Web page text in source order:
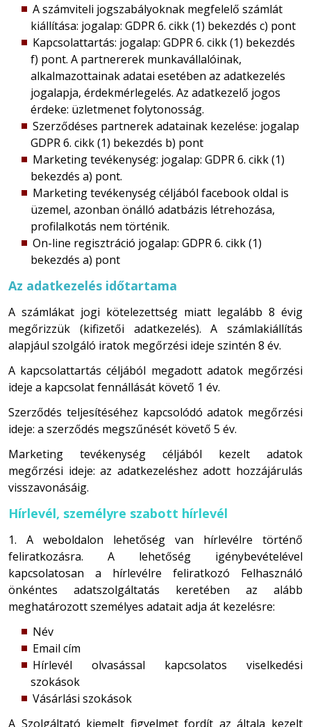
A számviteli jogszabályoknak megfelelő számlát
kiállítása: jogalap: GDPR 6. cikk (1) bekezdés c) pont
Kapcsolattartás: jogalap: GDPR 6. cikk (1) bekezdés
f) pont. A partnererek munkavállalóinak,
alkalmazottainak adatai esetében az adatkezelés
jogalapja, érdekmérlegelés. Az adatkezelő jogos
érdeke: üzletmenet folytonosság.
Szerződéses partnerek adatainak kezelése: jogalap
GDPR 6. cikk (1) bekezdés b) pont
Marketing tevékenység: jogalap: GDPR 6. cikk (1)
bekezdés a) pont.
Marketing tevékenység céljából facebook oldal is
üzemel, azonban önálló adatbázis létrehozása,
profilalkotás nem történik.
On-line regisztráció jogalap: GDPR 6. cikk (1)
bekezdés a) pont
Az adatkezelés időtartama
A számlákat jogi kötelezettség miatt legalább 8 évig
megőrizzük (kifizetői adatkezelés). A számlakiállítás
alapjául szolgáló iratok megőrzési ideje szintén 8 év.
A kapcsolattartás céljából megadott adatok megőrzési
ideje a kapcsolat fennállását követő 1 év.
Szerződés teljesítéséhez kapcsolódó adatok megőrzési
ideje: a szerződés megszűnését követő 5 év.
Marketing tevékenység céljából kezelt adatok
megőrzési ideje: az adatkezeléshez adott hozzájárulás
visszavonásáig.
Hírlevél, személyre szabott hírlevél
1. A weboldalon lehetőség van hírlevélre történő
feliratkozásra. A lehetőség igénybevételével
kapcsolatosan a hírlevélre feliratkozó Felhasználó
önkéntes adatszolgáltatás keretében az alább
meghatározott személyes adatait adja át kezelésre:
Név
Email cím
Hírlevél olvasással kapcsolatos viselkedési
szokások
Vásárlási szokások
A Szolgáltató kiemelt figyelmet fordít az általa kezelt